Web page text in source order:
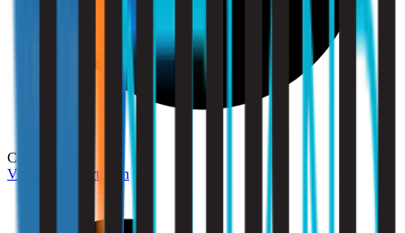
Compliance
Vraag een offerte aan